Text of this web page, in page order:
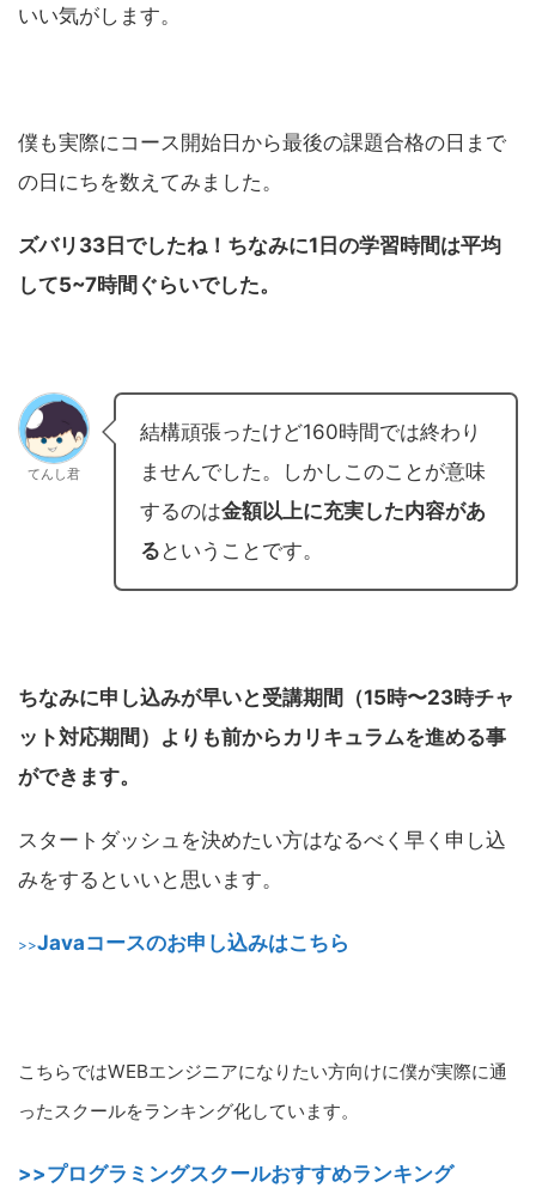
いい気がします。
僕も実際にコース開始日から最後の課題合格の日まで
の日にちを数えてみました。
ズバリ33日でしたね！ちなみに1日の学習時間は平均
して5~7時間ぐらいでした。
てんし君
結構頑張ったけど160時間では終わり
ませんでした。しかしこのことが意味
するのは金額以上に充実した内容があ
る ということです。
ちなみに申し込みが早いと受講期間（15時〜23時チャ
ット対応期間）よりも前からカリキュラムを進める事
ができます。
スタートダッシュを決めたい方はなるべく早く申し込
みをするといいと思います。
>>Javaコースのお申し込みはこちら
こちらではWEBエンジニアになりたい方向けに僕が実際に通
ったスクールをランキング化しています。
>>プログラミングスクールおすすめランキング